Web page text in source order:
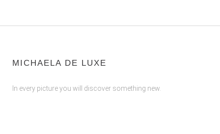
MICHAELA DE LUXE
In every picture you will discover something new.